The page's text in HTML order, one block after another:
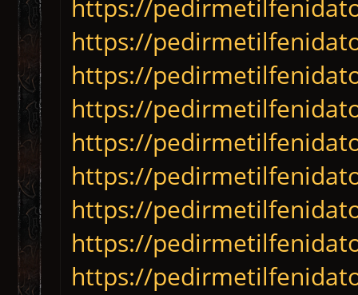
https://
https://
https://
https://
https://
https://
https://
https://
https://